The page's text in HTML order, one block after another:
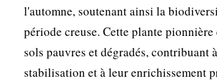
l'automne, soutenant ainsi la
période creuse. Cette plante
sols pauvres et dégradés, contribuant
stabilisation et à leur enrichissement